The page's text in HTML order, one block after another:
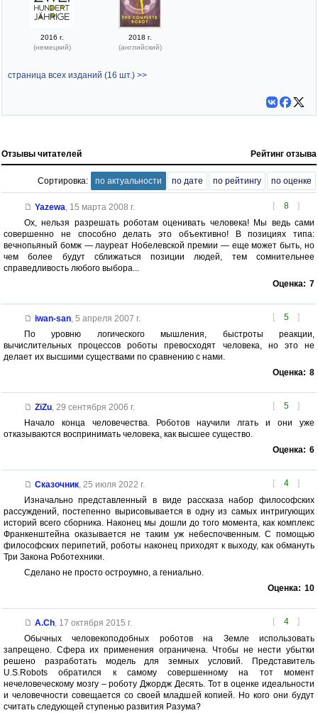
2016 г.
(немецкий)
2018 г.
(английский)
страница всех изданий (16 шт.) >>
Отзывы читателей Рейтинг отзыва
Сортировка: по актуальности по дате по рейтингу по оценке
[ 8 ]
Yazewa, 15 марта 2008 г.
Ох, нельзя разрешать роботам оценивать человека! Мы ведь сами
совершенно не способно делать это объективно! В позициях типа:
вечнопьяный бомж — лауреат Нобелевской премии — еще может быть, но
чем более будут сближаться позиции людей, тем сомнительнее
справедливость любого выбора...
Оценка: 7
[ 5 ]
iwan-san, 5 апреля 2007 г.
По уровню логического мышления, быстроты реакции,
вычислительных процессов роботы превосходят человека, но это не
делает их высшими существами по сравнению с нами.
Оценка: 8
[ 5 ]
ZiZu, 29 сентября 2006 г.
Начало конца человечества. Роботов научили лгать и они уже
отказываются воспринимать человека, как высшее существо.
Оценка: 6
[ 4 ]
Сказочник, 25 июля 2022 г.
Изначально представленный в виде рассказа набор философских
рассуждений, постепенно вырисовывается в одну из самых интригующих
историй всего сборника. Наконец мы дошли до того момента, как комплекс
Франкенштейна оказывается не таким уж небеспочвенным. С помощью
философских перипетий, роботы наконец приходят к выходу, как обмануть
Три Закона Роботехники.
Сделано не просто остроумно, а гениально.
Оценка: 10
[ 4 ]
A.Ch, 17 октября 2015 г.
Обычных человекоподобных роботов на Земле использовать
запрещено. Сфера их применения ограничена. Чтобы не нести убытки
решено разработать модель для земных условий. Представитель
U.S.Robots обратился к самому совершенному на тот момент
нечеловеческому мозгу – роботу Джордж Десять. Тот в оценке идеальности
и человечности совещается со своей младшей копией. Но кого они будут
считать следующей ступенью развития Разума?